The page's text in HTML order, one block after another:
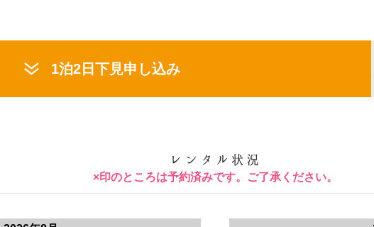
1泊2日下見申し込み
×印のところは予約済みです。ご了承ください。